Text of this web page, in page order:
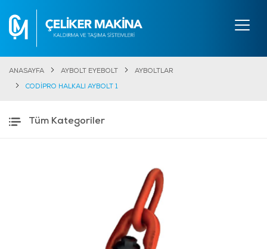
ANASAYFA AYBOLT EYEBOLT AYBOLTLAR
CODİPRO HALKALI AYBOLT 1
Tüm Kategoriler